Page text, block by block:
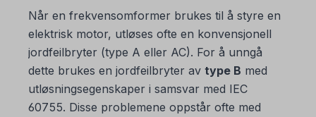
Når en frekvensomformer brukes til å styre en
elektrisk motor, utløses ofte en konvensjonell
jordfeilbryter (type A eller AC). For å unngå
dette brukes en jordfeilbryter av type B med
utløsningsegenskaper i samsvar med IEC
60755. Disse problemene oppstår ofte med